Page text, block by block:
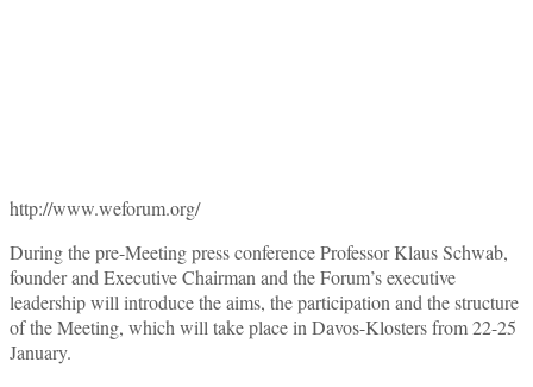
http://www.weforum.org/
During the pre-Meeting press conference Professor Klaus Schwab,
founder and Executive Chairman and the Forum’s executive
leadership will introduce the aims, the participation and the structure
of the Meeting, which will take place in Davos-Klosters from 22-25
January.